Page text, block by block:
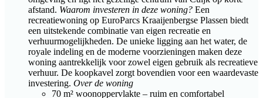
afstand. Waarom investeren in deze woning? Een
recreatiewoning op EuroParcs Kraaijenbergse Plassen biedt
een uitstekende combinatie van eigen recreatie en
verhuurmogelijkheden. De unieke ligging aan het water, de
royale indeling en de moderne voorzieningen maken deze
woning aantrekkelijk voor zowel eigen gebruik als recreatieve
verhuur. De koopkavel zorgt bovendien voor een waardevaste
investering. Over de woning
70 m² woonoppervlakte – ruim en comfortabel